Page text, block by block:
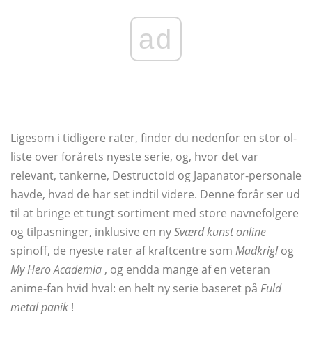
ad
Ligesom i tidligere rater, finder du nedenfor en stor ol-
liste over forårets nyeste serie, og, hvor det var
relevant, tankerne, Destructoid og Japanator-personale
havde, hvad de har set indtil videre. Denne forår ser ud
til at bringe et tungt sortiment med store navnefolgere
og tilpasninger, inklusive en nySværd kunst online
spinoff, de nyeste rater af kraftcentre som Madkrig!og
My Hero Academia , og endda mange af en veteran
anime-fan hvid hval: en helt ny serie baseret på Fuld
metal panik !